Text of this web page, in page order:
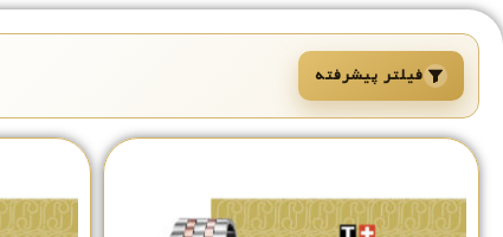
فیلتر پیشرفته